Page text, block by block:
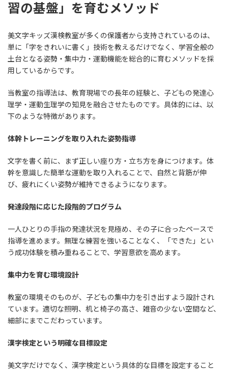
習の基盤」を育むメソッド
美文字キッズ漢検教室が多くの保護者から支持されているのは、
単に「字をきれいに書く」技術を教えるだけでなく、学習全般の
土台となる姿勢・集中力・運動機能を総合的に育むメソッドを採
用しているからです。
当教室の指導法は、教育現場での長年の経験と、子どもの発達心
理学・運動生理学の知見を融合させたものです。具体的には、以
下のような特徴があります。
体幹トレーニングを取り入れた姿勢指導
文字を書く前に、まず正しい座り方・立ち方を身につけます。体
幹を意識した簡単な運動を取り入れることで、自然と背筋が伸
び、疲れにくい姿勢が維持できるようになります。
発達段階に応じた段階的プログラム
一人ひとりの手指の発達状況を見極め、その子に合ったペースで
指導を進めます。無理な練習を強いることなく、「できた」とい
う成功体験を積み重ねることで、学習意欲を高めます。
集中力を育む環境設計
教室の環境そのものが、子どもの集中力を引き出すよう設計され
ています。適切な照明、机と椅子の高さ、雑音の少ない空間など、
細部にまでこだわっています。
漢字検定という明確な目標設定
美文字だけでなく、漢字検定という具体的な目標を設定すること